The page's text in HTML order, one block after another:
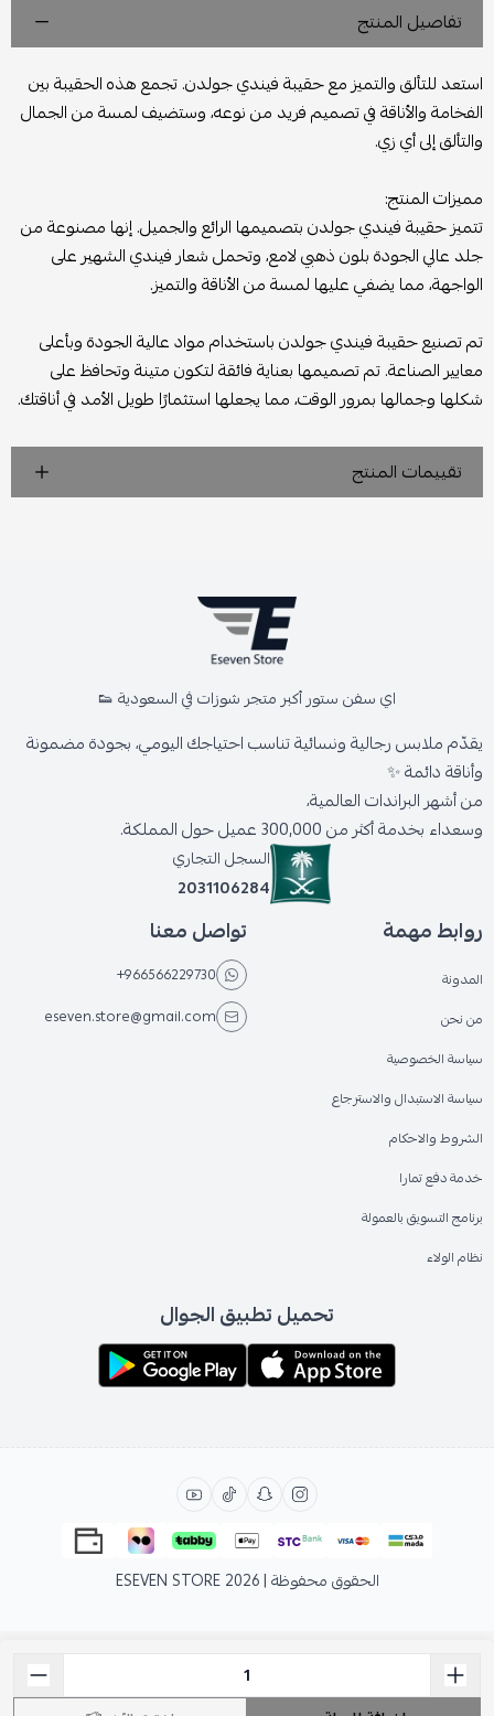
تفاصيل المنتج
استعد للتألق والتميز مع حقيبة فيندي جولدن. تجمع هذه الحقيبة بين
الفخامة والأناقة في تصميم فريد من نوعه، وستضيف لمسة من الجمال
والتألق إلى أي زي.
مميزات المنتج:
تتميز حقيبة فيندي جولدن بتصميمها الرائع والجميل. إنها مصنوعة من
جلد عالي الجودة بلون ذهبي لامع، وتحمل شعار فيندي الشهير على
الواجهة، مما يضفي عليها لمسة من الأناقة والتميز.
تم تصنيع حقيبة فيندي جولدن باستخدام مواد عالية الجودة وبأعلى
معايير الصناعة. تم تصميمها بعناية فائقة لتكون متينة وتحافظ على
شكلها وجمالها بمرور الوقت، مما يجعلها استثمارًا طويل الأمد في أناقتك.
تقييمات المنتج
اي سفن ستور أكبر متجر شوزات في السعودية 👟
يقدّم ملابس رجالية ونسائية تناسب احتياجك اليومي، بجودة مضمونة
وأناقة دائمة ✨
من أشهر البراندات العالمية،
وسعداء بخدمة أكثر من 300,000 عميل حول المملكة.
السجل التجاري
2031106284
روابط مهمة
المدونة
من نحن
سياسة الخصوصية
سياسة الاستبدال والاسترجاع
الشروط والاحكام
خدمة دفع تمارا
برنامج التسويق بالعمولة
نظام الولاء
تواصل معنا
+966566229730
eseven.store@gmail.com
تحميل تطبيق الجوال
الحقوق محفوظة | 2026 ESEVEN STORE